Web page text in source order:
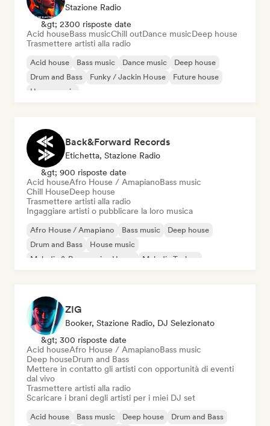
Stazione Radio
&gt; 2300 risposte date
Acid houseBass musicChill outDance musicDeep house
Trasmettere artisti alla radio
Acid house Bass music Dance music
Deep house
Drum and Bass
Funky / Jackin House
Future house
House music
Back&Forward Records
Etichetta, Stazione Radio
&gt; 900 risposte date
Acid houseAfro House / AmapianoBass music
Chill HouseDeep house
Trasmettere artisti alla radio
Ingaggiare artisti o pubblicare la loro musica
Afro House / Amapiano Bass music
Deep house
Drum and Bass
House music
Melodic & Progressive House
Melodic Techno
ZIG
Booker, Stazione Radio, DJ Selezionato
&gt; 300 risposte date
Acid houseAfro House / AmapianoBass music
Deep houseDrum and Bass
Mettere in contatto gli artisti con opportunità di eventi
dal vivo
Trasmettere artisti alla radio
Scaricare i brani degli artisti per i miei DJ set
Acid house Bass music Deep house Drum and Bass